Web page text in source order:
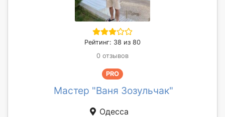
Рейтинг: 38 из 80
0 отзывов
PRO
Мастер "Ваня Зозульчак"
Одесса